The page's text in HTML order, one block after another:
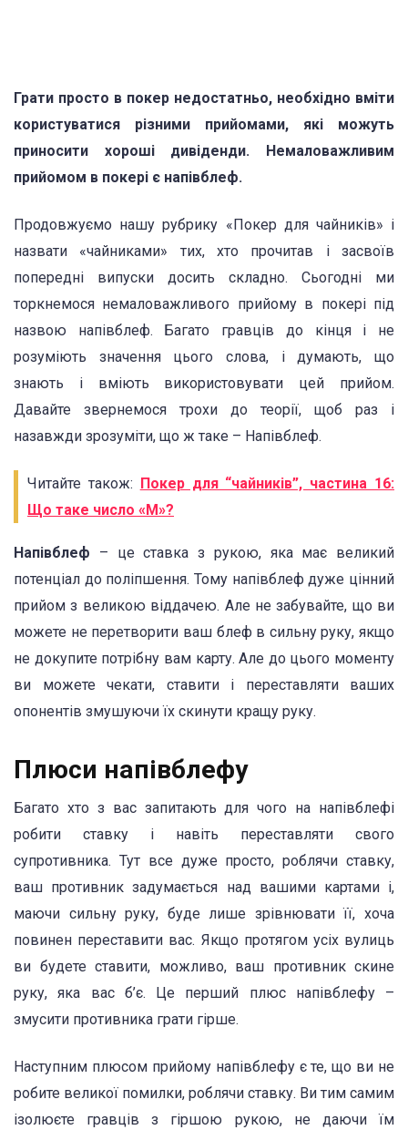
Грати просто в покер недостатньо, необхідно вміти
користуватися різними прийомами, які можуть
приносити хороші дивіденди. Немаловажливим
прийомом в покері є напівблеф.
Продовжуємо нашу рубрику «Покер для чайників» і
назвати «чайниками» тих, хто прочитав і засвоїв
попередні випуски досить складно. Сьогодні ми
торкнемося немаловажливого прийому в покері під
назвою напівблеф. Багато гравців до кінця і не
розуміють значення цього слова, і думають, що
знають і вміють використовувати цей прийом.
Давайте звернемося трохи до теорії, щоб раз і
назавжди зрозуміти, що ж таке – Напівблеф.
Читайте також: Покер для “чайників”, частина 16:
Що таке число «М»?
Напівблеф – це ставка з рукою, яка має великий
потенціал до поліпшення. Тому напівблеф дуже цінний
прийом з великою віддачею. Але не забувайте, що ви
можете не перетворити ваш блеф в сильну руку, якщо
не докупите потрібну вам карту. Але до цього моменту
ви можете чекати, ставити і переставляти ваших
опонентів змушуючи їх скинути кращу руку.
Плюси напівблефу
Багато хто з вас запитають для чого на напівблефі
робити ставку і навіть переставляти свого
супротивника. Тут все дуже просто, роблячи ставку,
ваш противник задумається над вашими картами і,
маючи сильну руку, буде лише зрівнювати її, хоча
повинен переставити вас. Якщо протягом усіх вулиць
ви будете ставити, можливо, ваш противник скине
руку, яка вас б’є. Це перший плюс напівблефу –
змусити противника грати гірше.
Наступним плюсом прийому напівблефу є те, що ви не
робите великої помилки, роблячи ставку. Ви тим самим
ізолюєте гравців з гіршою рукою, не даючи їм